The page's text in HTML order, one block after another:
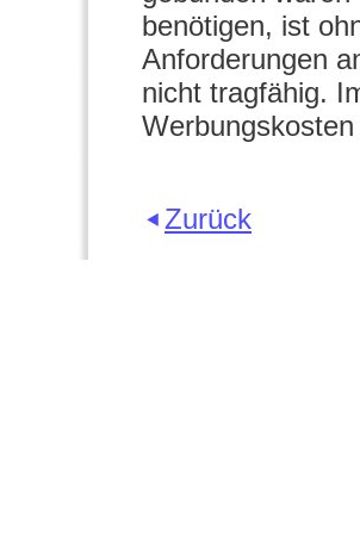
benötigen, ist
Anforderungen
nicht tragfähig.
Zurück